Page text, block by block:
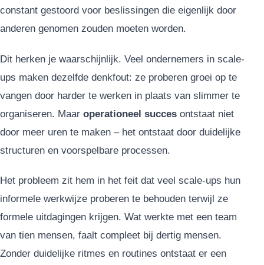
constant gestoord voor beslissingen die eigenlijk door
anderen genomen zouden moeten worden.
Dit herken je waarschijnlijk. Veel ondernemers in scale-
ups maken dezelfde denkfout: ze proberen groei op te
vangen door harder te werken in plaats van slimmer te
organiseren. Maar operationeel succes ontstaat niet
door meer uren te maken – het ontstaat door duidelijke
structuren en voorspelbare processen.
Het probleem zit hem in het feit dat veel scale-ups hun
informele werkwijze proberen te behouden terwijl ze
formele uitdagingen krijgen. Wat werkte met een team
van tien mensen, faalt compleet bij dertig mensen.
Zonder duidelijke ritmes en routines ontstaat er een